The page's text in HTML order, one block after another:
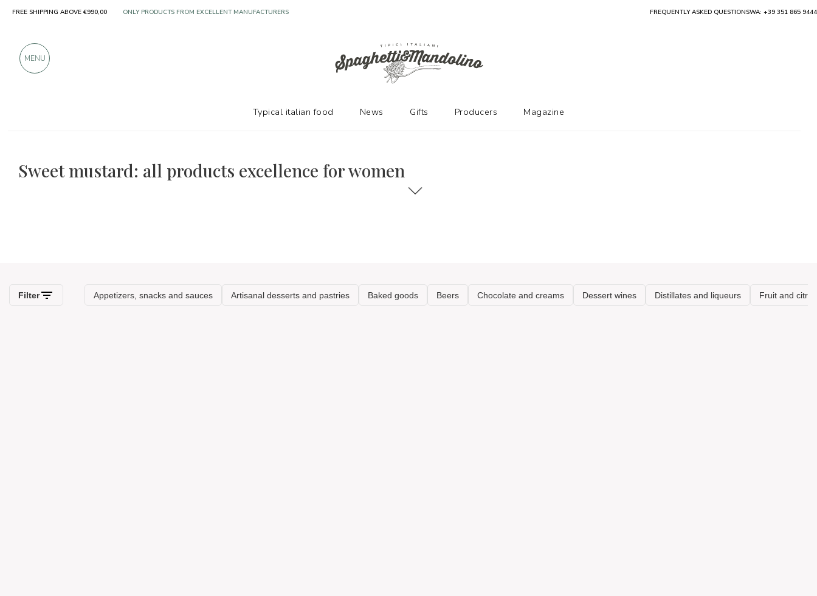
Sweet mustard: all products excellence for women
FREE SHIPPING ABOVE €990,00 ONLY PRODUCTS FROM EXCELLENT MANUFACTURERS FREQUENTLY ASKED QUESTIONSWA: +39 351 865 9444
MENU
Typical italian food News Gifts Producers Magazine